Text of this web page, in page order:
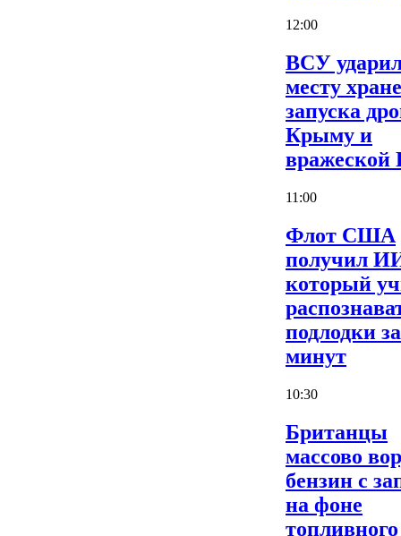
12:00
ВСУ
месту
запуска
Крыму и
вражеской
11:00
Флот США
получил
который
подлодки
минут
10:30
Британцы
массово
бензин с
на фоне
топливного